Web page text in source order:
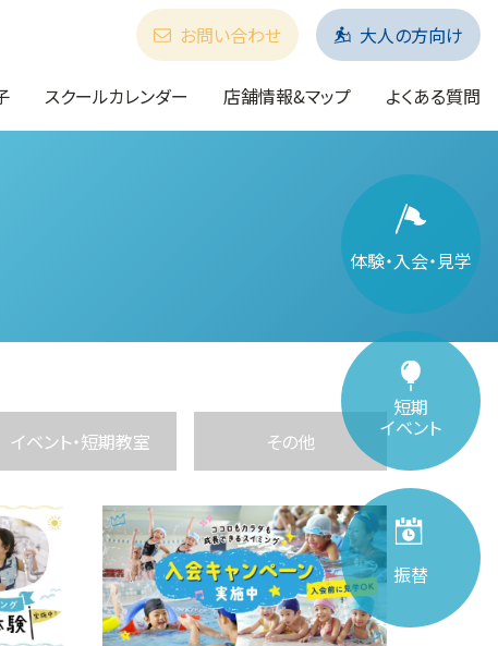
スクールカレンダー 店舗情報&マップ よくある質問
お問い合わせ 大人の方向け
イベント・短期教室 その他
体験・入会・見学
短期
イベント
振替